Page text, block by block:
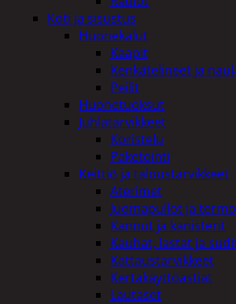
Koti ja sisustus
Huonekalut
Kaapit
Kenkätelineet ja
Peilit
Huonetuoksut
Juhlatarvikkeet
Koristelu
Paketointi
Keittiö ja taloustarvikkeet
Aterimet
Juomapullot ja
Kannut ja kanisterit
Kauhat, lastat ja
Kattaustarvikkeet
Kertakäyttöastiat
Lautaset